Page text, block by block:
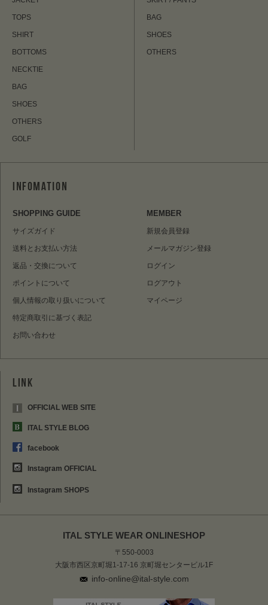
TOPS
SHIRT
BOTTOMS
NECKTIE
BAG
SHOES
OTHERS
GOLF
BAG
SHOES
OTHERS
SHOPPING GUIDE
サイズガイド
送料とお支払い方法
返品・交換について
ポイントについて
個人情報の取り扱いについて
特定商取引に基づく表記
お問い合わせ
MEMBER
新規会員登録
メールマガジン登録
ログイン
ログアウト
マイページ
OFFICIAL WEB SITE
ITAL STYLE BLOG
facebook
Instagram OFFICIAL
Instagram SHOPS
ITAL STYLE WEAR ONLINESHOP
〒550-0003
大阪市西区京町堀1-17-16 京町堀センタービル1F
info-online@ital-style.com